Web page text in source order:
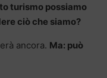
turismo possiamo
ciò che siamo?
ancora. Ma: può